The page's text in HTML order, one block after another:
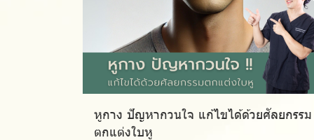
หูกาง ปัญหากวนใจ แก้ไขได้ด้วยศัลยกรรม
ตกแต่งใบหู